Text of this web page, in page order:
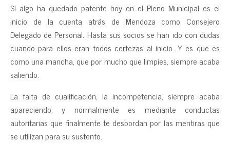
Si algo ha quedado patente hoy en el Pleno Municipal es el
inicio de la cuenta atrás de Mendoza como Consejero
Delegado de Personal. Hasta sus socios se han ido con dudas
cuando para ellos eran todos certezas al inicio. Y es que es
como una mancha, que por mucho que limpies, siempre acaba
saliendo.
La falta de cualificación, la incompetencia, siempre acaba
apareciendo, y normalmente es mediante conductas
autoritarias que finalmente te desbordan por las mentiras que
se utilizan para su sustento.